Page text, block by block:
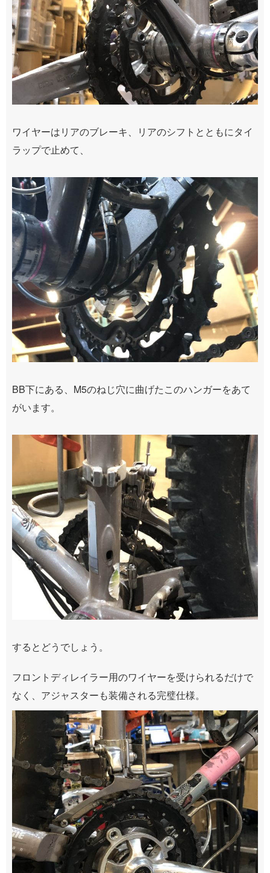
ワイヤーはリアのブレーキ、リアのシフトとともにタイ
ラップで止めて、
BB下にある、M5のねじ穴に曲げたこのハンガーをあて
がいます。
するとどうでしょう。
フロントディレイラー用のワイヤーを受けられるだけで
なく、アジャスターも装備される完璧仕様。